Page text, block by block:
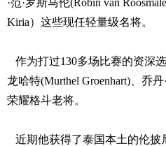
·范·罗斯马伦(Robin van
Kiria）这些现任轻量级名将。
作为打过130多场比赛的资深
龙哈特(Murthel Groenhart)、乔
荣耀格斗老将。
近期他获得了泰国本土的伦披